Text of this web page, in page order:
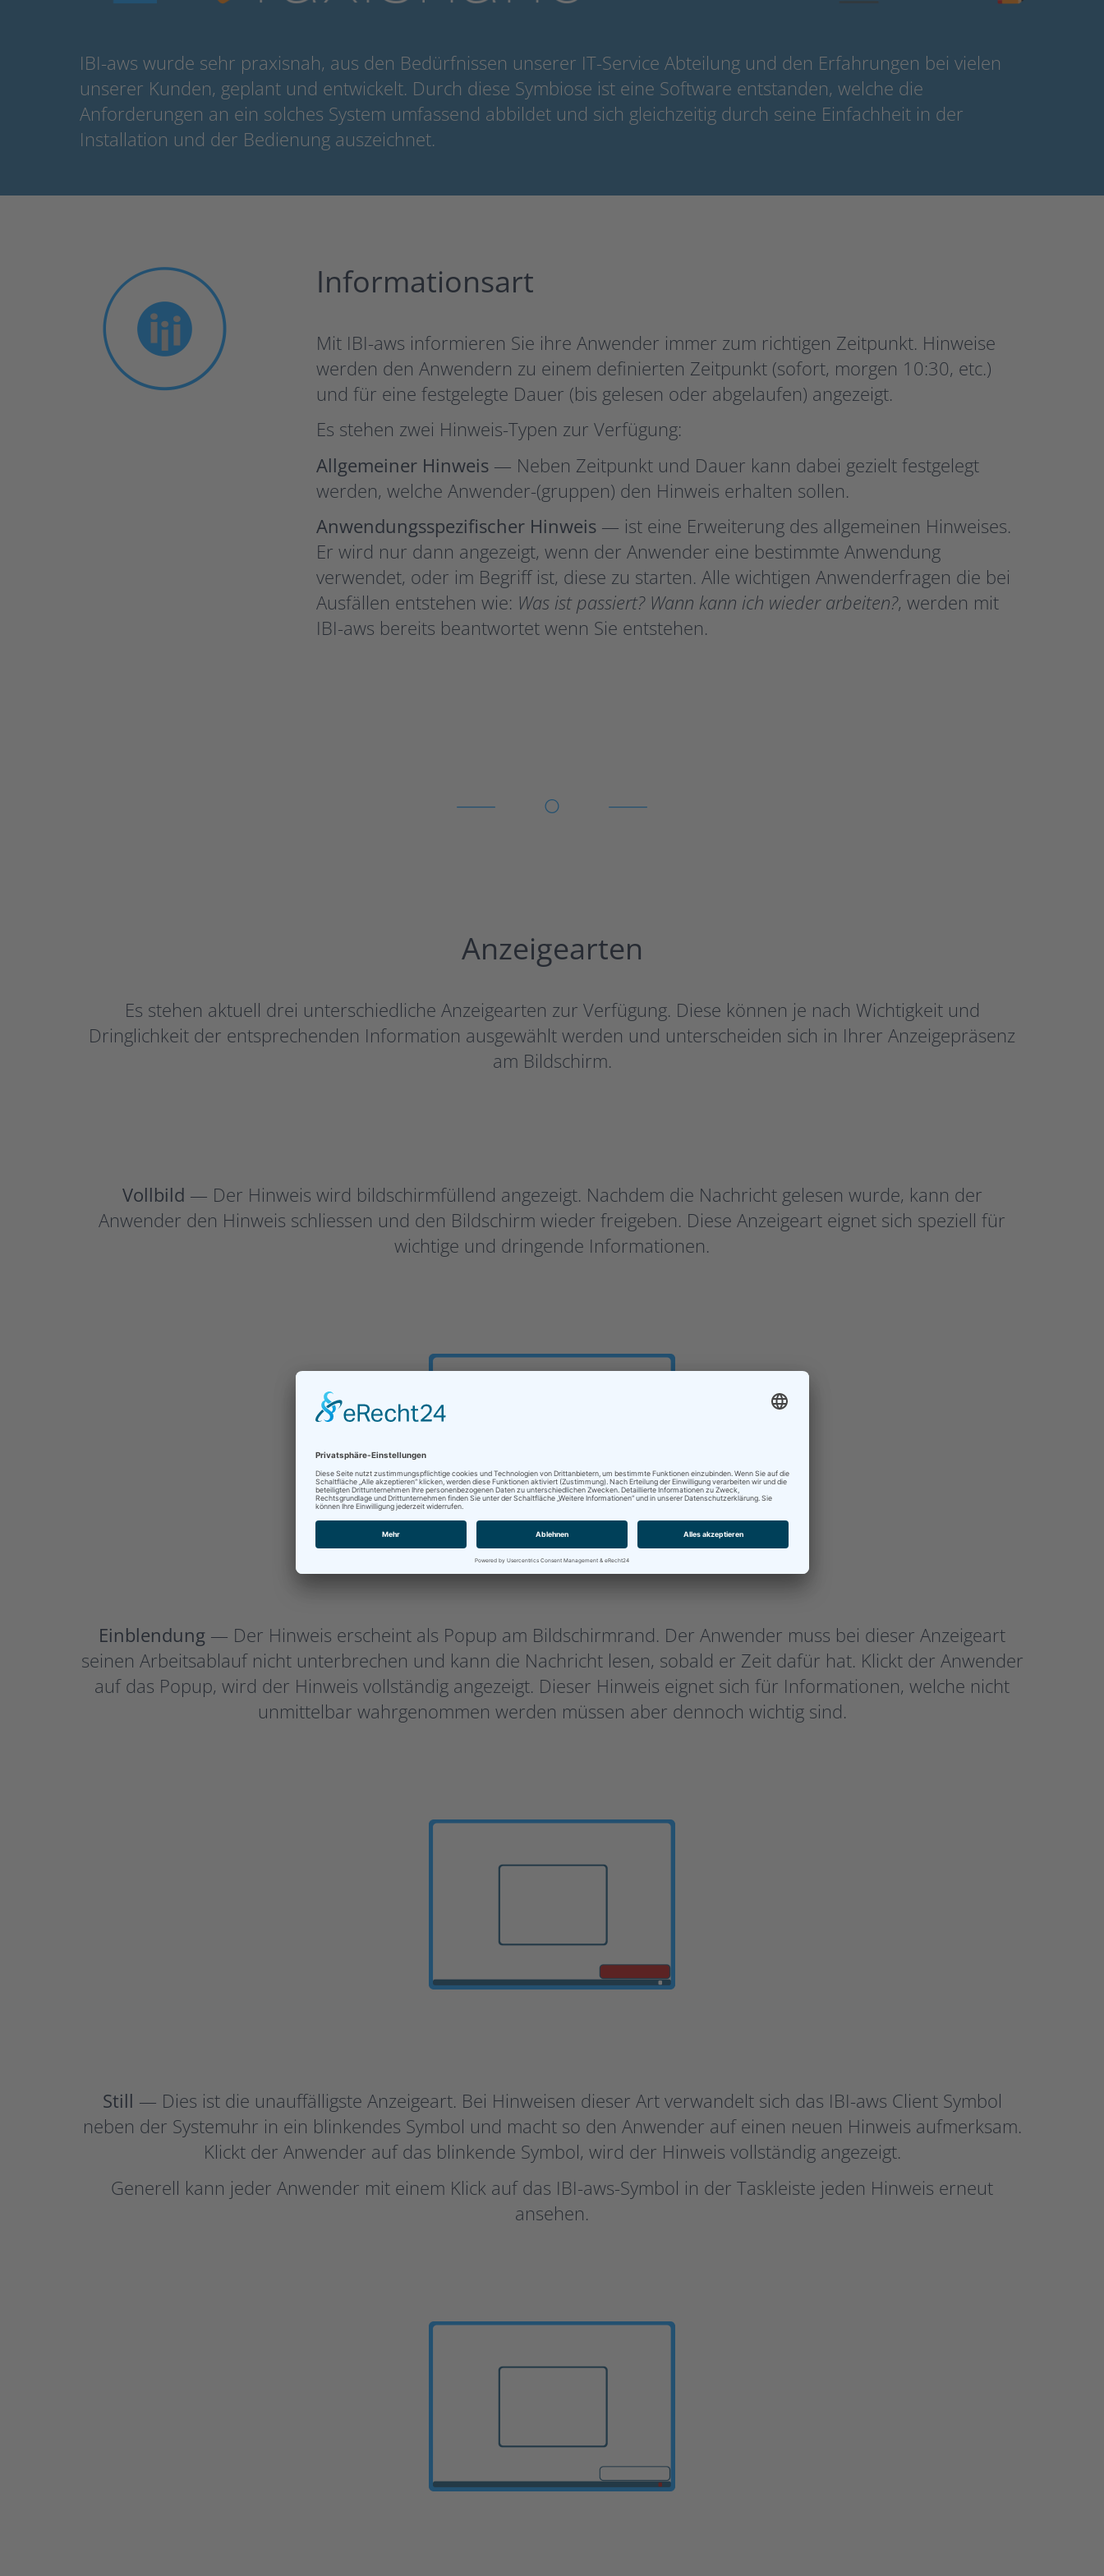
IBI-aws wurde sehr praxisnah, aus den Bedürfnissen unserer IT-Service Abteilung und den Erfahrungen bei vielen
unserer Kunden, geplant und entwickelt. Durch diese Symbiose ist eine Software entstanden, welche die
Anforderungen an ein solches System umfassend abbildet und sich gleichzeitig durch seine Einfachheit in der
Installation und der Bedienung auszeichnet.
Informationsart
Mit IBI-aws informieren Sie ihre Anwender immer zum richtigen Zeitpunkt. Hinweise
werden den Anwendern zu einem definierten Zeitpunkt (sofort, morgen 10:30, etc.)
und für eine festgelegte Dauer (bis gelesen oder abgelaufen) angezeigt.
Es stehen zwei Hinweis-Typen zur Verfügung:
Allgemeiner Hinweis — Neben Zeitpunkt und Dauer kann dabei gezielt festgelegt
werden, welche Anwender-(gruppen) den Hinweis erhalten sollen.
Anwendungsspezifischer Hinweis— ist eine Erweiterung des allgemeinen Hinweises.
Er wird nur dann angezeigt, wenn der Anwender eine bestimmte Anwendung
verwendet, oder im Begriff ist, diese zu starten. Alle wichtigen Anwenderfragen die bei
Ausfällen entstehen wie: Was ist passiert? Wann kann ich wieder arbeiten?, werden mit
IBI-aws bereits beantwortet wenn Sie entstehen.
Anzeigearten
Es stehen aktuell drei unterschiedliche Anzeigearten zur Verfügung. Diese können je nach Wichtigkeit und
Dringlichkeit der entsprechenden Information ausgewählt werden und unterscheiden sich in Ihrer Anzeigepräsenz
am Bildschirm.
Vollbild — Der Hinweis wird bildschirmfüllend angezeigt. Nachdem die Nachricht gelesen wurde, kann der
Anwender den Hinweis schliessen und den Bildschirm wieder freigeben. Diese Anzeigeart eignet sich speziell für
wichtige und dringende Informationen.
Einblendung — Der Hinweis erscheint als Popup am Bildschirmrand. Der Anwender muss bei dieser Anzeigeart
seinen Arbeitsablauf nicht unterbrechen und kann die Nachricht lesen, sobald er Zeit dafür hat. Klickt der Anwender
auf das Popup, wird der Hinweis vollständig angezeigt. Dieser Hinweis eignet sich für Informationen, welche nicht
unmittelbar wahrgenommen werden müssen aber dennoch wichtig sind.
Still — Dies ist die unauffälligste Anzeigeart. Bei Hinweisen dieser Art verwandelt sich das IBI-aws Client Symbol
neben der Systemuhr in ein blinkendes Symbol und macht so den Anwender auf einen neuen Hinweis aufmerksam.
Klickt der Anwender auf das blinkende Symbol, wird der Hinweis vollständig angezeigt.
Generell kann jeder Anwender mit einem Klick auf das IBI-aws-Symbol in der Taskleiste jeden Hinweis erneut
ansehen.